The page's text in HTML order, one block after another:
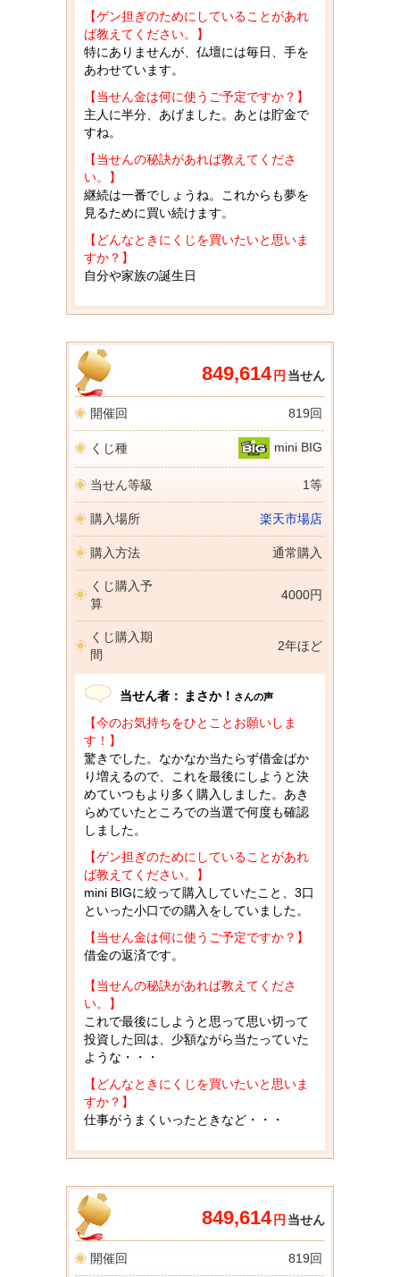
【ゲン担ぎのためにしていることがあれ
ば教えてください。】
特にありませんが、仏壇には毎日、手を
あわせています。
【当せん金は何に使うご予定ですか？】
主人に半分、あげました。あとは貯金で
すね。
【当せんの秘訣があれば教えてくださ
い。】
継続は一番でしょうね。これからも夢を
見るために買い続けます。
【どんなときにくじを買いたいと思いま
すか？】
自分や家族の誕生日
849,614 円 当せん
開催回 819回
くじ種 mini BIG
当せん等級 1等
購入場所 楽天市場店
購入方法 通常購入
くじ購入予
算
4000円
くじ購入期
間
2年ほど
当せん者： まさか！ さんの声
【今のお気持ちをひとことお願いしま
す！】
驚きでした。なかなか当たらず借金ばか
り増えるので、これを最後にしようと決
めていつもより多く購入しました。あき
らめていたところでの当選で何度も確認
しました。
【ゲン担ぎのためにしていることがあれ
ば教えてください。】
mini BIGに絞って購入していたこと、3口
といった小口での購入をしていました。
【当せん金は何に使うご予定ですか？】
借金の返済です。
【当せんの秘訣があれば教えてくださ
い。】
これで最後にしようと思って思い切って
投資した回は、少額ながら当たっていた
ような・・・
【どんなときにくじを買いたいと思いま
すか？】
仕事がうまくいったときなど・・・
849,614 円 当せん
開催回 819回